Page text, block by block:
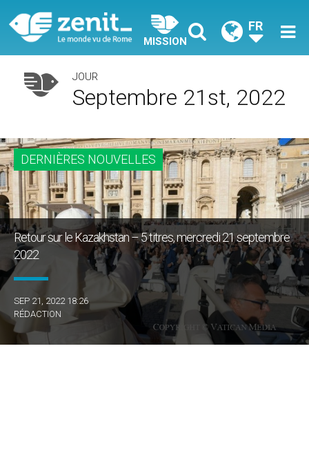
MISSION
FR
JOUR
Septembre 21st, 2022
DERNIÈRES NOUVELLES
Retour sur le Kazakhstan – 5 titres, mercredi 21 septembre
2022
SEP 21, 2022 18:26
RÉDACTION